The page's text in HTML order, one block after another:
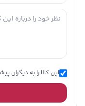
این کالا را به دیگران